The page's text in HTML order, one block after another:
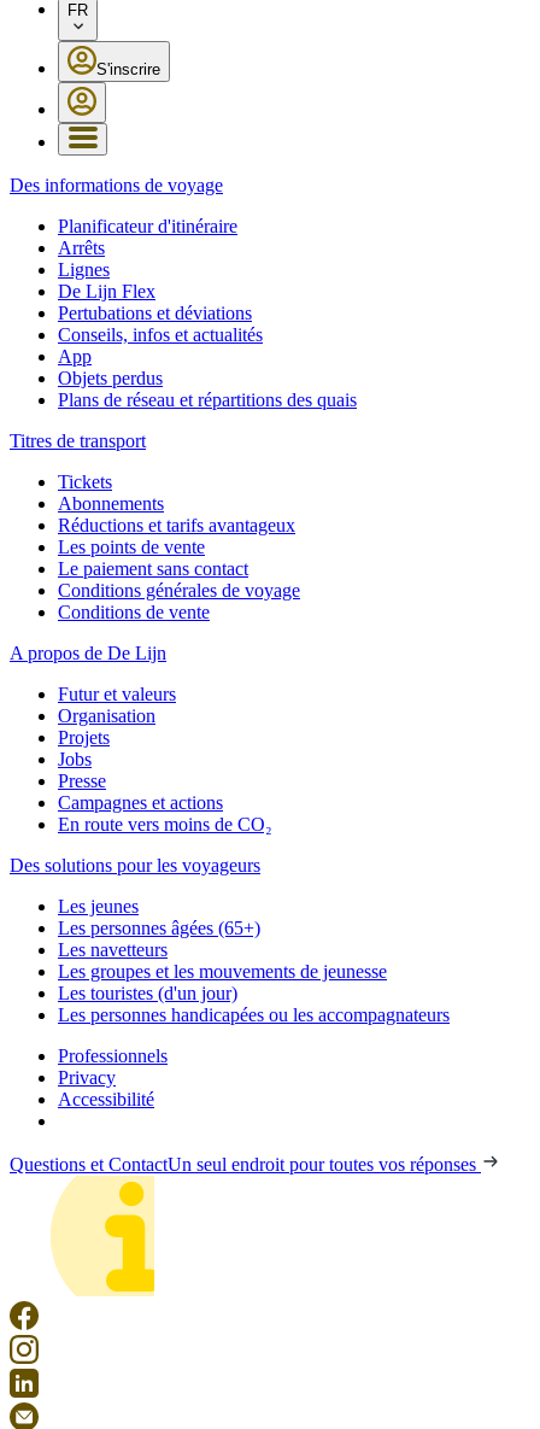
FR
S'inscrire
Des informations de voyage
Planificateur d'itinéraire
Arrêts
Lignes
De Lijn Flex
Pertubations et déviations
Conseils, infos et actualités
App
Objets perdus
Plans de réseau et répartitions des quais
Titres de transport
Tickets
Abonnements
Réductions et tarifs avantageux
Les points de vente
Le paiement sans contact
Conditions générales de voyage
Conditions de vente
A propos de De Lijn
Futur et valeurs
Organisation
Projets
Jobs
Presse
Campagnes et actions
En route vers moins de CO₂
Des solutions pour les voyageurs
Les jeunes
Les personnes âgées (65+)
Les navetteurs
Les groupes et les mouvements de jeunesse
Les touristes (d'un jour)
Les personnes handicapées ou les accompagnateurs
Professionnels
Privacy
Accessibilité
Questions et ContactUn seul endroit pour toutes vos réponses